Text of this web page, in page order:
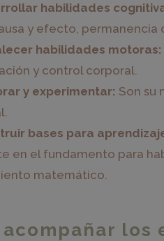
habilidades
y efecto, permanencia
habilidades motoras:
y control corporal.
y experimentar: Son su
bases para
en el fundamento para
matemático.
acompañar los